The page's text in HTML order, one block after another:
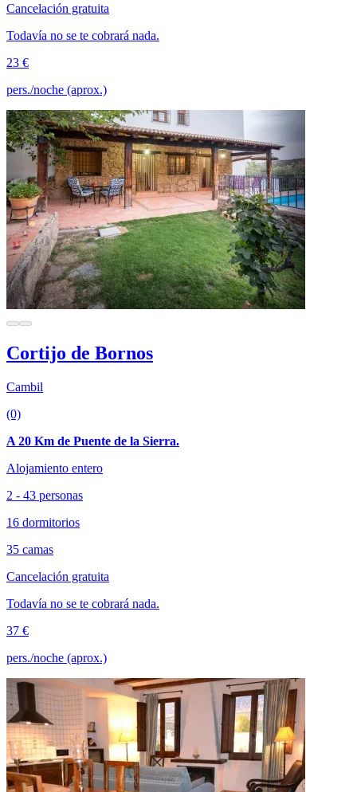
Cancelación gratuita
Todavía no se te cobrará nada.
23 €
pers./noche (aprox.)
Cortijo de Bornos
Cambil
(0)
A 20 Km de Puente de la Sierra.
Alojamiento entero
2 - 43 personas
16 dormitorios
35 camas
Cancelación gratuita
Todavía no se te cobrará nada.
37 €
pers./noche (aprox.)